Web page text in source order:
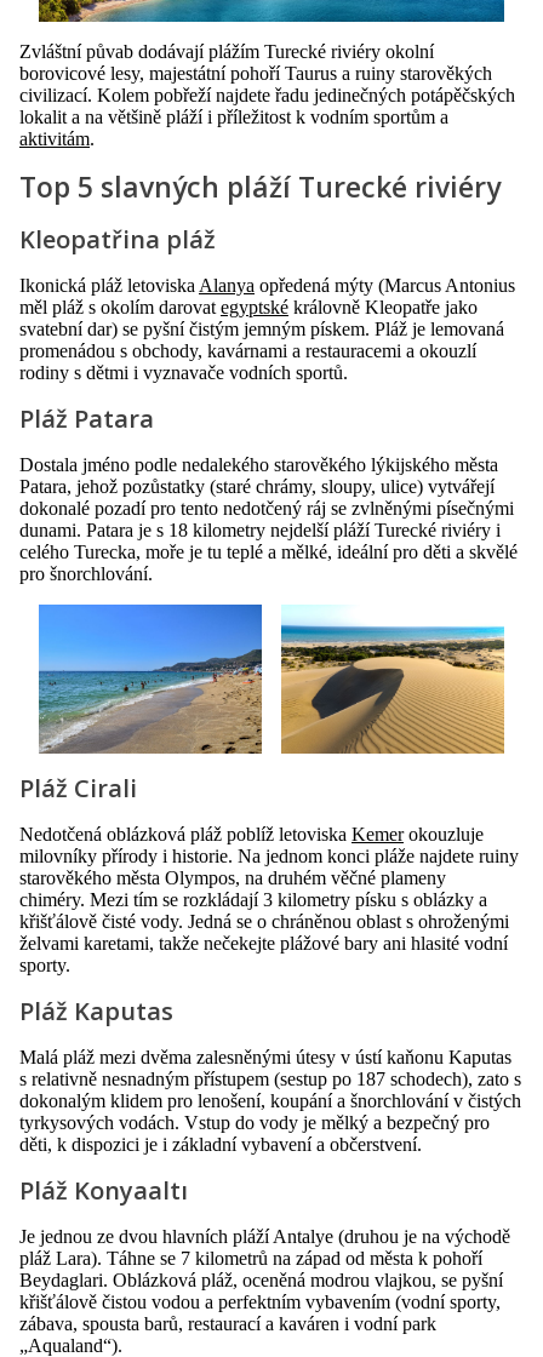
Zvláštní půvab dodávají plážím Turecké riviéry okolní
borovicové lesy, majestátní pohoří Taurus a ruiny starověkých
civilizací. Kolem pobřeží najdete řadu jedinečných potápěčských
lokalit a na většině pláží i příležitost k vodním sportům a
aktivitám.
Top 5 slavných pláží Turecké riviéry
Kleopatřina pláž
Ikonická pláž letoviska Alanya opředená mýty (Marcus Antonius
měl pláž s okolím darovat egyptské královně Kleopatře jako
svatební dar) se pyšní čistým jemným pískem. Pláž je lemovaná
promenádou s obchody, kavárnami a restauracemi a okouzlí
rodiny s dětmi i vyznavače vodních sportů.
Pláž Patara
Dostala jméno podle nedalekého starověkého lýkijského města
Patara, jehož pozůstatky (staré chrámy, sloupy, ulice) vytvářejí
dokonalé pozadí pro tento nedotčený ráj se zvlněnými písečnými
dunami. Patara je s 18 kilometry nejdelší pláží Turecké riviéry i
celého Turecka, moře je tu teplé a mělké, ideální pro děti a skvělé
pro šnorchlování.
Pláž Cirali
Nedotčená oblázková pláž poblíž letoviska Kemerokouzluje
milovníky přírody i historie. Na jednom konci pláže najdete ruiny
starověkého města Olympos, na druhém věčné plameny
chiméry. Mezi tím se rozkládají 3 kilometry písku s oblázky a
křišťálově čisté vody. Jedná se o chráněnou oblast s ohroženými
želvami karetami, takže nečekejte plážové bary ani hlasité vodní
sporty.
Pláž Kaputas
Malá pláž mezi dvěma zalesněnými útesy v ústí kaňonu Kaputas
s relativně nesnadným přístupem (sestup po 187 schodech), zato s
dokonalým klidem pro lenošení, koupání a šnorchlování v čistých
tyrkysových vodách. Vstup do vody je mělký a bezpečný pro
děti, k dispozici je i základní vybavení a občerstvení.
Pláž Konyaaltı
Je jednou ze dvou hlavních pláží Antalye (druhou je na východě
pláž Lara). Táhne se 7 kilometrů na západ od města k pohoří
Beydaglari. Oblázková pláž, oceněná modrou vlajkou, se pyšní
křišťálově čistou vodou a perfektním vybavením (vodní sporty,
zábava, spousta barů, restaurací a kaváren i vodní park
„Aqualand“).